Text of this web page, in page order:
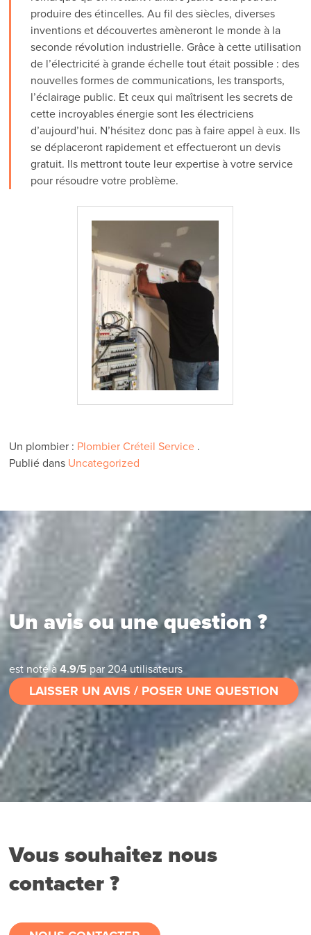
produire des étincelles. Au fil des siècles, diverses
inventions et découvertes amèneront le monde à la
seconde révolution industrielle. Grâce à cette utilisation
de l’électricité à grande échelle tout était possible : des
nouvelles formes de communications, les transports,
l’éclairage public. Et ceux qui maîtrisent les secrets de
cette incroyables énergie sont les électriciens
d’aujourd’hui. N’hésitez donc pas à faire appel à eux. Ils
se déplaceront rapidement et effectueront un devis
gratuit. Ils mettront toute leur expertise à votre service
pour résoudre votre problème.
Un plombier : Plombier Créteil Service .
Publié dans Uncategorized
Un avis ou une question ?
est noté à4.9/5 par 204 utilisateurs
LAISSER UN AVIS / POSER UNE QUESTION
Vous souhaitez nous
contacter ?